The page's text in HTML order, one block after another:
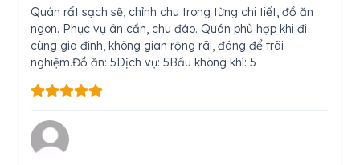
Quán rất sạch sẽ, chỉnh chu trong từng chi tiết, đồ ăn
ngon. Phục vụ ân cần, chu đáo. Quán phù hợp khi đi
cùng gia đình, không gian rộng rãi, đáng để trãi
nghiệm.Đồ ăn: 5Dịch vụ: 5Bầu không khí: 5